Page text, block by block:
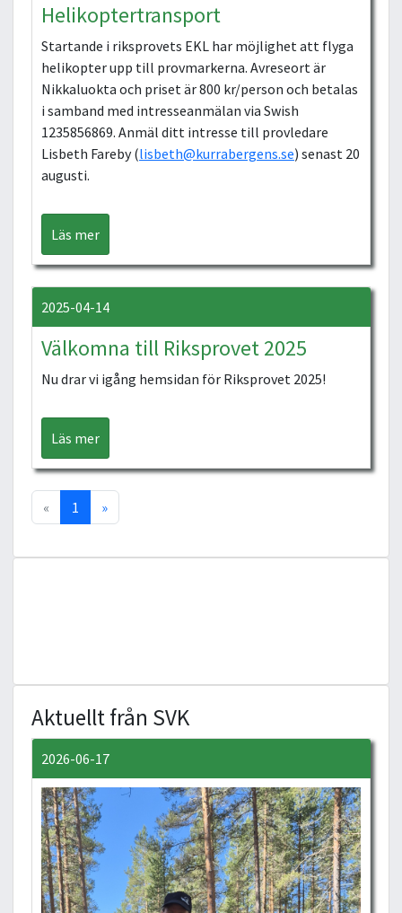
Helikoptertransport
Startande i riksprovets EKL har möjlighet att flyga
helikopter upp till provmarkerna. Avreseort är
Nikkaluokta och priset är 800 kr/person och betalas
i samband med intresseanmälan via Swish
1235856869. Anmäl ditt intresse till provledare
Lisbeth Fareby (lisbeth@kurrabergens.se) senast 20
augusti.
Läs mer
2025-04-14
Välkomna till Riksprovet 2025
Nu drar vi igång hemsidan för Riksprovet 2025!
Läs mer
« 1 »
Aktuellt från SVK
2026-06-17